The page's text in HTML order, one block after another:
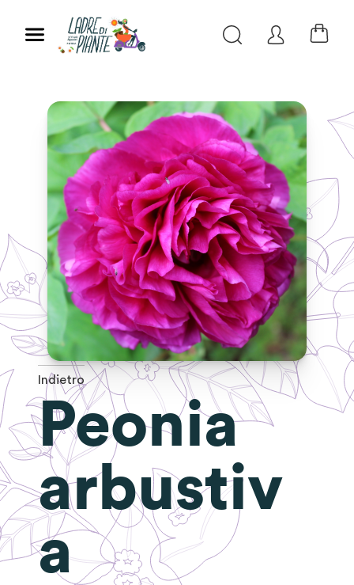
Indietro
Peonia
arbustiv
a